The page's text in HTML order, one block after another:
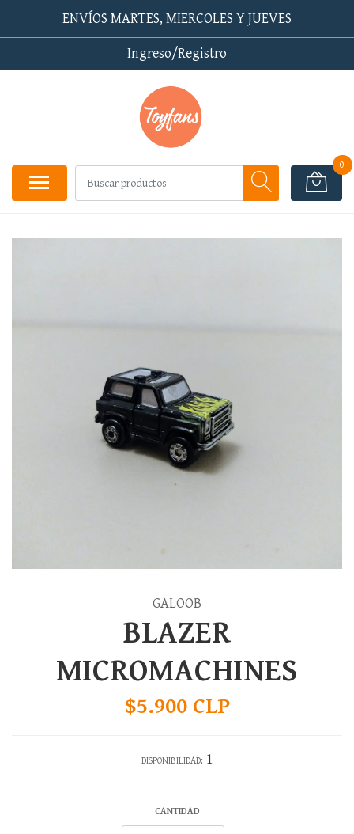
ENVÍOS MARTES, MIERCOLES Y JUEVES
Ingreso/Registro
0
GALOOB
BLAZER
MICROMACHINES
$5.900 CLP
DISPONIBILIDAD: 1
CANTIDAD